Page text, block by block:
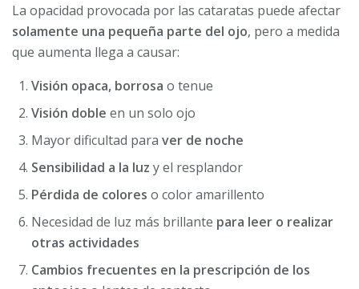
La opacidad provocada por las cataratas puede afectar
solamente una pequeña parte del ojo, pero a medida
que aumenta llega a causar:
Visión opaca, borrosa o tenue
Visión doble en un solo ojo
Mayor dificultad para ver de noche
Sensibilidad a la luz y el resplandor
Pérdida de colores o color amarillento
Necesidad de luz más brillante para leer o realizar
otras actividades
Cambios frecuentes en la prescripción de los